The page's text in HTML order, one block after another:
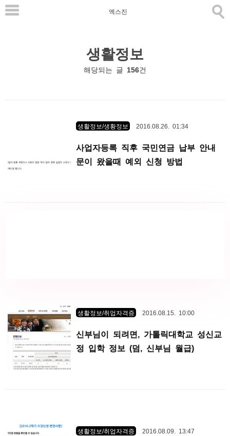
본
엑스진
생활정보
해당되는 글 156건
생활정보/생황정보 2016.08.26. 01:34
사업자등록 직후 국민연금 납부 안내
문이 왔을때 예외 신청 방법
생활정보/취업자격증 2016.08.15. 10:00
신부님이 되려면, 가톨릭대학교 성신교
정 입학 정보 (덤, 신부님 월급)
생활정보/취업자격증 2016.08.09. 13:47